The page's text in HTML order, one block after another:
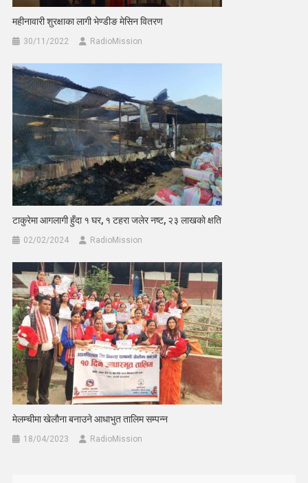
महीनावारी शुरक्षाका लागी भेण्डीङ मेसिन वितरण
30/11/2022 RadioMission
टाकुरेमा आगलागी हुँदा १ घर, १ टहरा जलेर नष्ट, २३ लाखकाे क्षति
02/02/2024 RadioMission
मेलम्चीमा खेलौना बनाउने आधाभुत तालिम सम्पन्न
18/04/2023 RadioMission